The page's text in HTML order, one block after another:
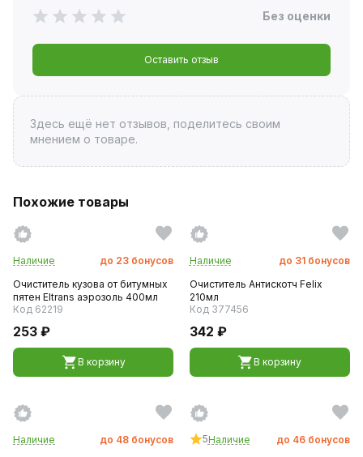
Без оценки
Оставить отзыв
Здесь ещё нет отзывов, поделитесь своим
мнением о товаре.
Похожие товары
Наличие до 23 бонусов
Очиститель кузова от битумных
пятен Eltrans аэрозоль 400мл
Код 62219
253 ₽
В корзину
Наличие до 31 бонусов
Очиститель Антискотч Felix
210мл
Код 377456
342 ₽
В корзину
Наличие до 48 бонусов
5Наличие до 46 бонусов